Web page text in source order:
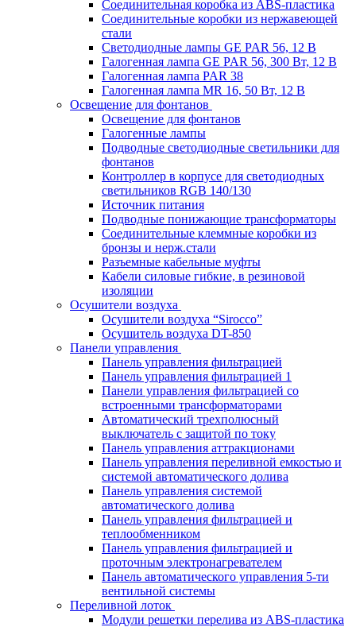
Соединительная коробка из ABS-пластика
Соединительные коробки из нержавеющей
стали
Светодиодные лампы GE PAR 56, 12 В
Галогенная лампа GE PAR 56, 300 Вт, 12 В
Галогенная лампа PAR 38
Галогенная лампа MR 16, 50 Вт, 12 В
Освещение для фонтанов
Освещение для фонтанов
Галогенные лампы
Подводные светодиодные светильники для
фонтанов
Контроллер в корпусе для светодиодных
светильников RGB 140/130
Источник питания
Подводные понижающие трансформаторы
Соединительные клеммные коробки из
бронзы и нерж.стали
Разъемные кабельные муфты
Кабели силовые гибкие, в резиновой
изоляции
Осушители воздуха
Осушители воздуха “Sirocco”
Осушитель воздуха DT-850
Панели управления
Панель управления фильтрацией
Панель управления фильтрацией 1
Панели управления фильтрацией cо
встроенными трансформаторами
Автоматический трехполюсный
выключатель с защитой по току
Панель управления аттракционами
Панель управления переливной емкостью и
системой автоматического долива
Панель управления системой
автоматического долива
Панель управления фильтрацией и
теплообменником
Панель управления фильтрацией и
проточным электронагревателем
Панель автоматического управления 5-ти
вентильной системы
Переливной лоток
Модули решетки перелива из ABS-пластика